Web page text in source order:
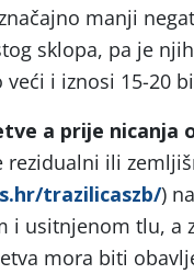
manji
sklopa, pa je
i iznosi 15-20
a prije nicanja
rezidualni ili
trazilicaszb/)
i usitnjenom tlu, a
mora biti